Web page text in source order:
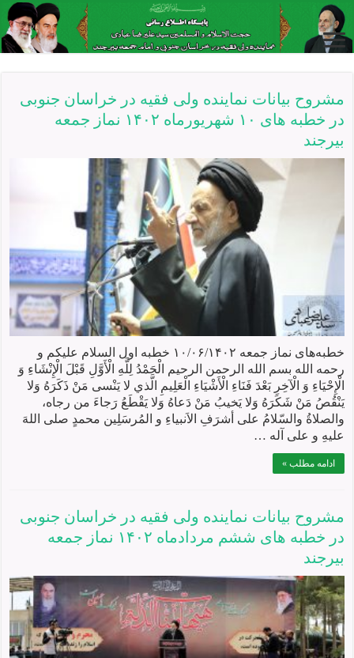
مشروح بیانات نماينده ولی فقيه در خراسان جنوبی
در خطبه های ۱۰ شهریورماه ۱۴۰۲ نماز جمعه
بيرجند
خطبه‌های نماز جمعه ۱۰/۰۶/۱۴۰۲ خطبه اول السلام علیکم و
رحمه الله بسم الله الرحمن الرحیم الْحَمْدُ لِلَّهِ الْأَوَّلِ قَبْلَ الْإِنْشَاءِ وَ
الْإِحْيَاءِ وَ الْآخِرِ بَعْدَ فَنَاءِ الْأَشْيَاءِ الْعَلِيمِ الَّذي لا يَنْسى مَنْ ذَكَرَهُ وَلا
يَنْقُصُ مَنْ شَكَرَهُ وَلا يَخيبُ مَنْ دَعاهُ وَلا يَقْطَعُ رَجاءَ من رجاه،
والصلاةُ والسّلامُ علی أشرَفِ الاَنبیاءِ و المُرسَلِين محمدٍ صلی اللهَ
علیهِ و علی آله …
ادامه مطلب »
مشروح بیانات نماينده ولی فقيه در خراسان جنوبی
در خطبه های ششم مردادماه ۱۴۰۲ نماز جمعه
بيرجند